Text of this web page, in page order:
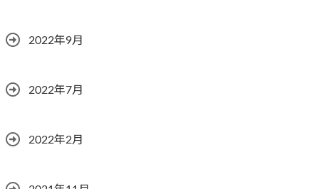
2022年9月
2022年7月
2022年2月